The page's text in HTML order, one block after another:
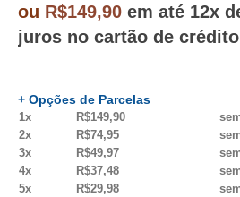
ou R$149,90 em até 12x
juros no cartão de crédito
+ Opções de Parcelas
1x R$149,90
2x
R$74,95
3x
R$49,97
4x
R$37,48
5x
R$29,98